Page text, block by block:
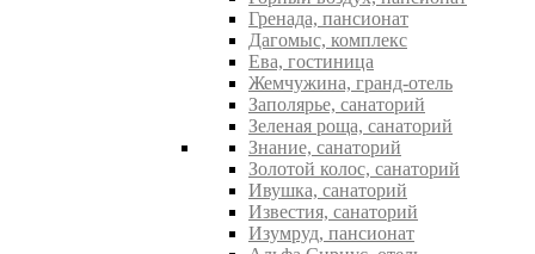
Гренада, пансионат
Дагомыс, комплекс
Ева, гостиница
Жемчужина, гранд-отель
Заполярье, санаторий
Зеленая роща, санаторий
Знание, санаторий
Золотой колос, санаторий
Ивушка, санаторий
Известия, санаторий
Изумруд, пансионат